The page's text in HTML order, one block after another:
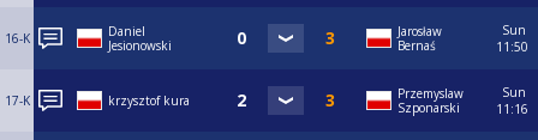
16-K
Daniel
Jesionowski
Jarosław
Bernaś
Sun
11:50
17-K krzysztof kura
Przemyslaw
Szponarski
Sun
11:16